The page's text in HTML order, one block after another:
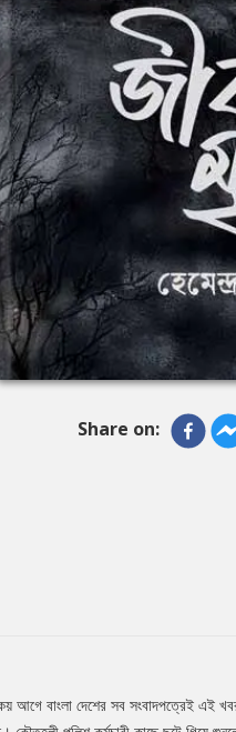
Share on:
আগে বাংলা দেশের সব সংবাদপত্রেই এই